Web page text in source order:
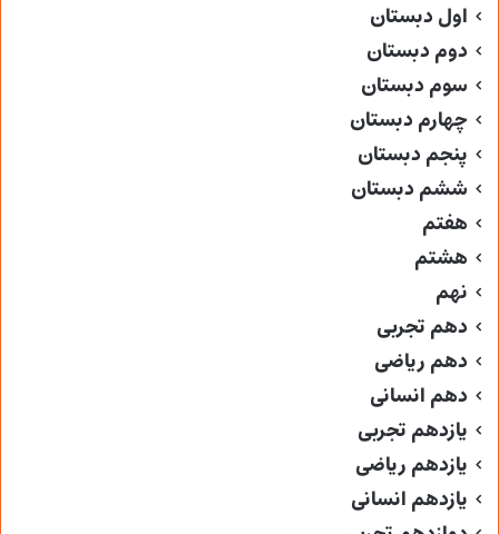
اول دبستان
دوم دبستان
سوم دبستان
چهارم دبستان
پنجم دبستان
ششم دبستان
هفتم
هشتم
نهم
دهم تجربی
دهم ریاضی
دهم انسانی
یازدهم تجربی
یازدهم ریاضی
یازدهم انسانی